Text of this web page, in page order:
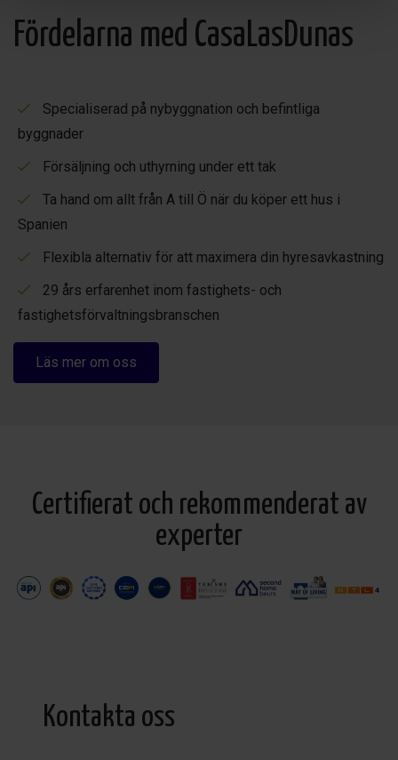
Fördelarna med CasaLasDunas
Specialiserad på nybyggnation och befintliga
byggnader
Försäljning och uthyrning under ett tak
Ta hand om allt från A till Ö när du köper ett hus i
Spanien
Flexibla alternativ för att maximera din hyresavkastning
29 års erfarenhet inom fastighets- och
fastighetsförvaltningsbranschen
Läs mer om oss
Certifierat och rekommenderat av
experter
Kontakta oss